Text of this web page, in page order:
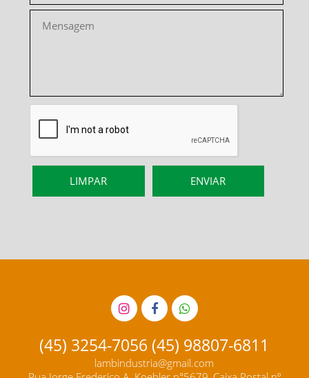
(45) 3254-7056 (45) 98807-6811
lambindustria@gmail.com